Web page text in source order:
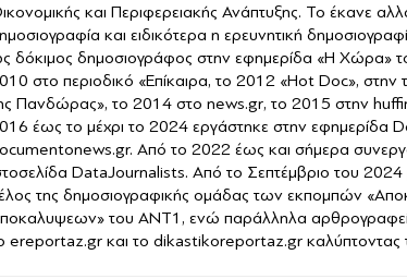
και Περιφερειακής Ανάπτυξης. Το έκανε
και ειδικότερα η ερευνητική
δόκιμος δημοσιογράφος στην εφημερίδα «Η Χώρα»
στο περιοδικό «Επίκαιρα, το 2012 «Hot Doc», στην
Πανδώρας», το 2014 στο news.gr, το 2015 στην
έως το μέχρι το 2024 εργάστηκε στην εφημερίδα
Από το 2022 έως και σήμερα
DataJournalists. Από το Σεπτέμβριο του 2024
της δημοσιογραφικής ομάδας των εκπομπών
του ANT1, ενώ παράλληλα
ereportaz.gr και το dikastikoreportaz.gr καλύπτοντας